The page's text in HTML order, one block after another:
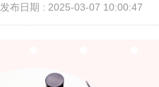
发布日期 : 2025-03-07 10:00:47